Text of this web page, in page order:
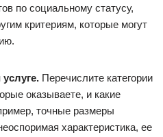
по социальному статусу,
критериям, которые могут
Перечислите категории
оказываете, и какие
точные размеры
характеристика, ее